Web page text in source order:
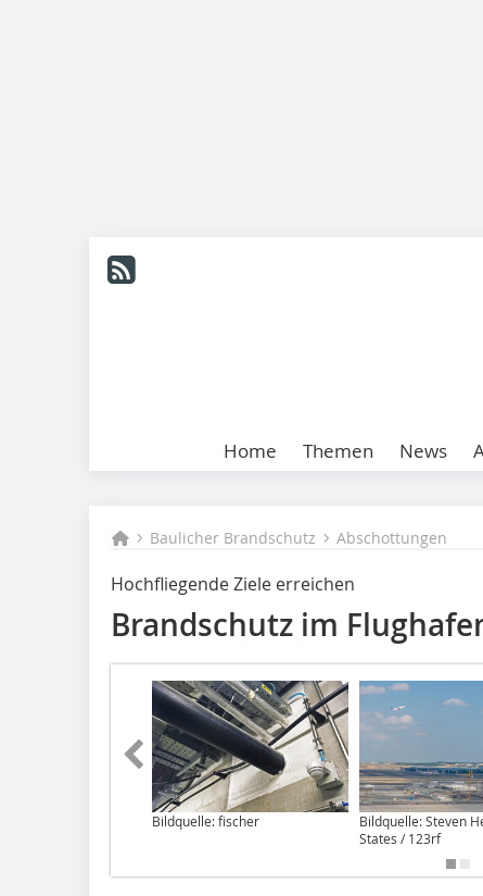
Home Themen News
Baulicher Brandschutz Abschottungen
Hochfliegende Ziele erreichen
Brandschutz im
Bildquelle: fischer
Bildquelle: Steven
States / 123rf